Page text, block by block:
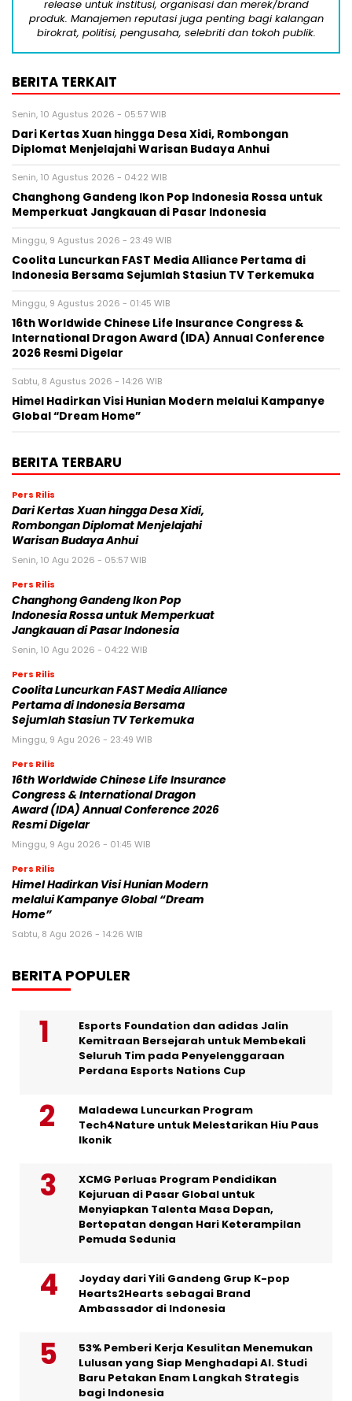
release untuk institusi, organisasi dan merek/brand
produk. Manajemen reputasi juga penting bagi kalangan
birokrat, politisi, pengusaha, selebriti dan tokoh publik.
BERITA TERKAIT
Senin, 10 Agustus 2026 - 05:57 WIB
Dari Kertas Xuan hingga Desa Xidi, Rombongan
Diplomat Menjelajahi Warisan Budaya Anhui
Senin, 10 Agustus 2026 - 04:22 WIB
Changhong Gandeng Ikon Pop Indonesia Rossa untuk
Memperkuat Jangkauan di Pasar Indonesia
Minggu, 9 Agustus 2026 - 23:49 WIB
Coolita Luncurkan FAST Media Alliance Pertama di
Indonesia Bersama Sejumlah Stasiun TV Terkemuka
Minggu, 9 Agustus 2026 - 01:45 WIB
16th Worldwide Chinese Life Insurance Congress &
International Dragon Award (IDA) Annual Conference
2026 Resmi Digelar
Sabtu, 8 Agustus 2026 - 14:26 WIB
Himel Hadirkan Visi Hunian Modern melalui Kampanye
Global “Dream Home”
BERITA TERBARU
Pers Rilis
Dari Kertas Xuan hingga Desa Xidi,
Rombongan Diplomat Menjelajahi
Warisan Budaya Anhui
Senin, 10 Agu 2026 - 05:57 WIB
Pers Rilis
Changhong Gandeng Ikon Pop
Indonesia Rossa untuk Memperkuat
Jangkauan di Pasar Indonesia
Senin, 10 Agu 2026 - 04:22 WIB
Pers Rilis
Coolita Luncurkan FAST Media Alliance
Pertama di Indonesia Bersama
Sejumlah Stasiun TV Terkemuka
Minggu, 9 Agu 2026 - 23:49 WIB
Pers Rilis
16th Worldwide Chinese Life Insurance
Congress & International Dragon
Award (IDA) Annual Conference 2026
Resmi Digelar
Minggu, 9 Agu 2026 - 01:45 WIB
Pers Rilis
Himel Hadirkan Visi Hunian Modern
melalui Kampanye Global “Dream
Home”
Sabtu, 8 Agu 2026 - 14:26 WIB
BERITA POPULER
Esports Foundation dan adidas Jalin
Kemitraan Bersejarah untuk Membekali
Seluruh Tim pada Penyelenggaraan
Perdana Esports Nations Cup
Maladewa Luncurkan Program
Tech4Nature untuk Melestarikan Hiu Paus
Ikonik
XCMG Perluas Program Pendidikan
Kejuruan di Pasar Global untuk
Menyiapkan Talenta Masa Depan,
Bertepatan dengan Hari Keterampilan
Pemuda Sedunia
Joyday dari Yili Gandeng Grup K-pop
Hearts2Hearts sebagai Brand
Ambassador di Indonesia
53% Pemberi Kerja Kesulitan Menemukan
Lulusan yang Siap Menghadapi AI. Studi
Baru Petakan Enam Langkah Strategis
bagi Indonesia